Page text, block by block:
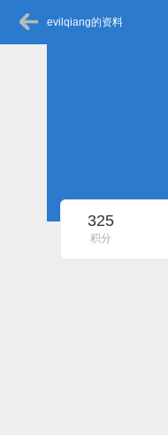
evilqiang的资料
325
积分